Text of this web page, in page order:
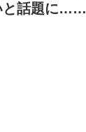
と話題に……